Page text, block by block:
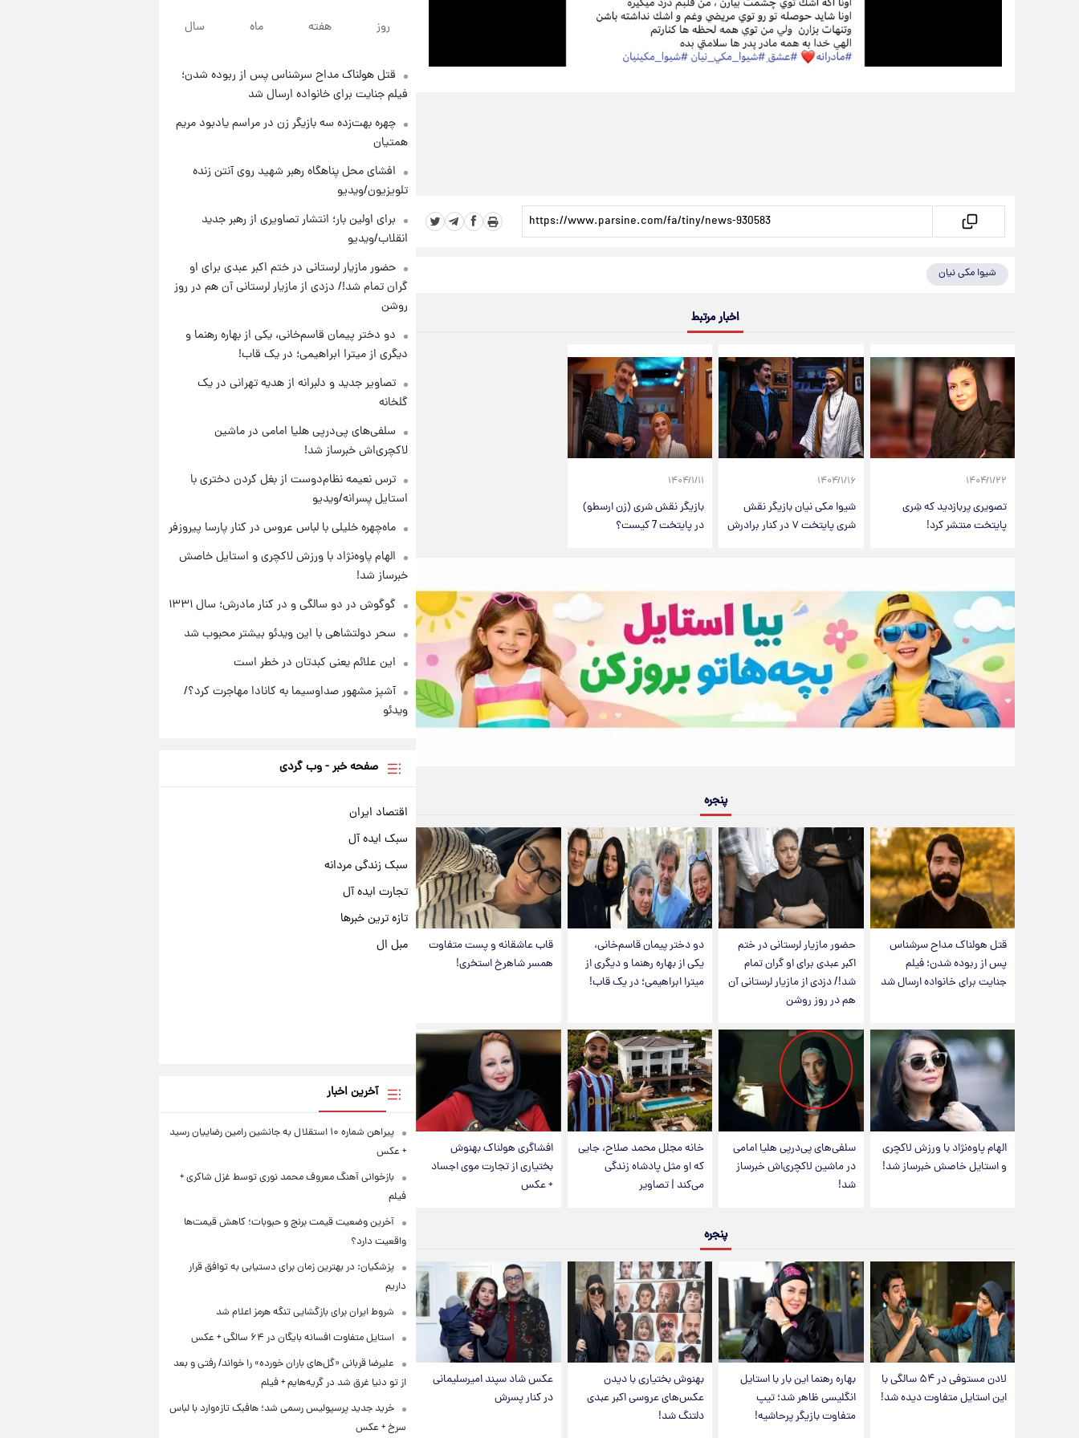
شیوا مکی نیان
اخبار مرتبط
۱۴۰۴/۱/۲۲
تصویری پربازدید که شِری
پایتخت منتشر کرد!
۱۴۰۴/۱/۱۶
شیوا مکی نیان بازیگر نقش
شری پایتخت ۷ در کنار برادرش
۱۴۰۴/۱/۱۱
بازیگر نقش شری (زن ارسطو)
در پایتخت 7 کیست؟
پنجره
قتل هولناک مداح سرشناس
پس از ربوده شدن؛ فیلم
جنایت برای خانواده ارسال شد
حضور مازیار لرستانی در ختم
اکبر عبدی برای او گران تمام
شد!/ دزدی از مازیار لرستانی آن
هم در روز روشن
دو دختر پیمان قاسم‌خانی،
یکی از بهاره رهنما و دیگری از
میترا ابراهیمی؛ در یک قاب!
قاب عاشقانه و پست متفاوت
همسر شاهرخ استخری!
الهام پاوه‌نژاد با ورزش لاکچری
و استایل خاصش خبرساز شد!
سلفی‌های پی‌درپی هلیا امامی
در ماشین لاکچری‌اش خبرساز
شد!
خانه مجلل محمد صلاح، جایی
که او مثل پادشاه زندگی
می‌کند | تصاویر
افشاگری هولناک بهنوش
بختیاری از تجارت موی اجساد
+ عکس
پنجره
لادن مستوفی در ۵۴ سالگی با
این استایل متفاوت دیده شد!
بهاره رهنما این بار با استایل
انگلیسی ظاهر شد؛ تیپ
متفاوت بازیگر پرحاشیه!
بهنوش بختیاری با دیدن
عکس‌های عروسی اکبر عبدی
دلتنگ شد!
عکس شاد سپند امیرسلیمانی
در کنار پسرش
۱۳ ساعت پیش
۱۴ ساعت پیش
مرداد ۱۴۰۵ +جدول
سایپا امروز شنبه ۱۷ مرداد ۱۴۰۵
روز هفته ماه سال
قتل هولناک مداح سرشناس پس از ربوده شدن؛
فیلم جنایت برای خانواده ارسال شد
چهره بهت‌زده سه بازیگر زن در مراسم یادبود مریم
همتیان
افشای محل پناهگاه‌ رهبر شهید روی آنتن زنده
تلویزیون/ویدیو
برای اولین بار؛ انتشار تصاویری از رهبر جدید
انقلاب/ویدیو
حضور مازیار لرستانی در ختم اکبر عبدی برای او
گران تمام شد!/ دزدی از مازیار لرستانی آن هم در روز
روشن
دو دختر پیمان قاسم‌خانی، یکی از بهاره رهنما و
دیگری از میترا ابراهیمی؛ در یک قاب!
تصاویر جدید و دلبرانه از هدیه تهرانی در یک
گلخانه
سلفی‌های پی‌درپی هلیا امامی در ماشین
لاکچری‌اش خبرساز شد!
ترس نعیمه نظام‌دوست از بغل کردن دختری با
استایل پسرانه/ویدیو
ماه‌چهره خلیلی با لباس عروس در کنار پارسا پیروزفر
الهام پاوه‌نژاد با ورزش لاکچری و استایل خاصش
خبرساز شد!
گوگوش در دو سالگی و در کنار مادرش؛ سال ۱۳۳۱
سحر دولتشاهی با این ویدئو بیشتر محبوب شد
این علائم یعنی کبدتان در خطر است
آشپز مشهور صداوسیما به کانادا مهاجرت کرد؟/
ویدئو
صفحه خبر - وب گردی
اقتصاد ایران
سبک ایده آل
سبک زندگی مردانه
تجارت ایده آل
تازه ترین خبرها
مبل ال
آخرین اخبار
پیراهن شماره ۱۰ استقلال به جانشین رامین رضاییان رسید
+ عکس
بازخوانی آهنگ معروف محمد نوری توسط غزل شاکری +
فیلم
آخرین وضعیت قیمت برنج و حبوبات؛ کاهش قیمت‌ها
واقعیت دارد؟
پزشکیان: در بهترین زمان برای دستیابی به توافق قرار
داریم
شروط ایران برای بازگشایی تنگه هرمز اعلام شد
استایل متفاوت افسانه بایگان در ۶۴ سالگی + عکس
علیرضا قربانی «گل‌های باران خورده» را خواند/ رفتی و بعد
از تو دنیا غرق شد در گریه‌هایم + فیلم
خرید جدید پرسپولیس رسمی شد؛ هافبک تازه‌وارد با لباس
سرخ + عکس